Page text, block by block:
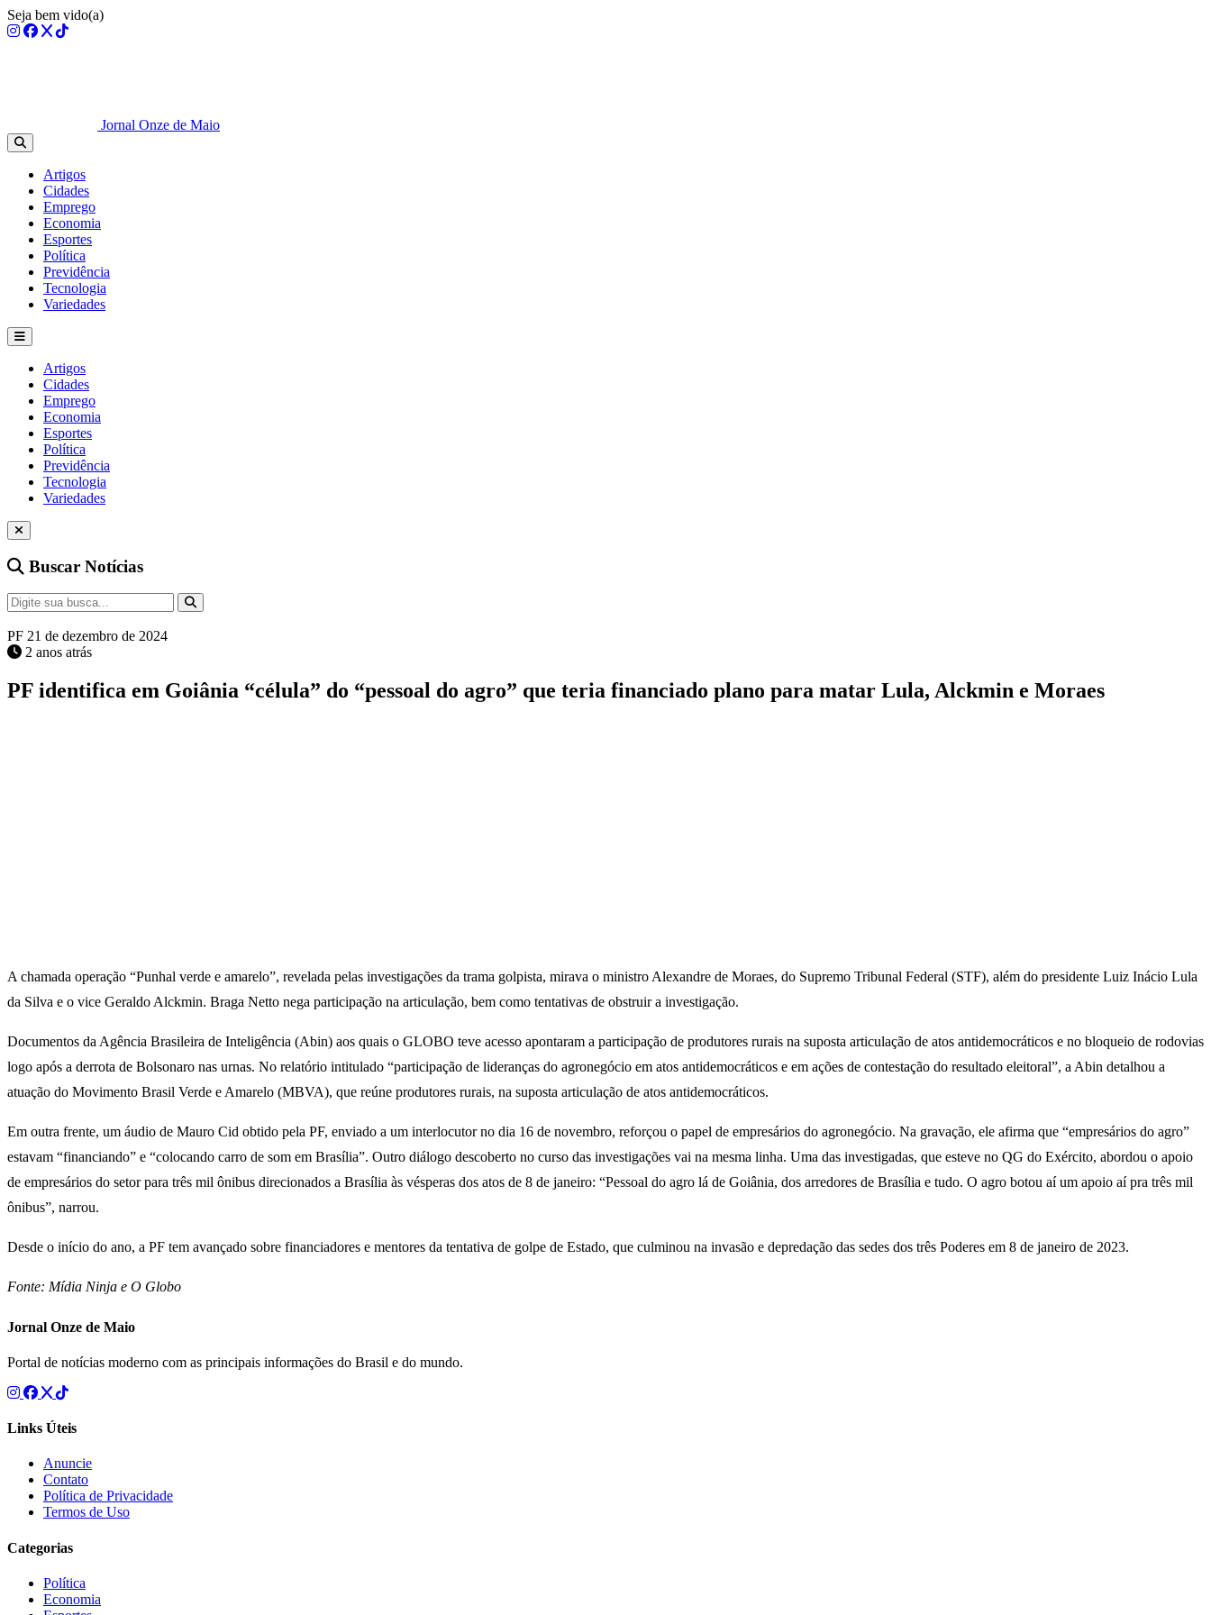
Seja bem vido(a)
Jornal Onze de Maio
Artigos
Cidades
Emprego
Economia
Esportes
Política
Previdência
Tecnologia
Variedades
Artigos
Cidades
Emprego
Economia
Esportes
Política
Previdência
Tecnologia
Variedades
Buscar Notícias
PF 21 de dezembro de 2024
2 anos atrás
PF identifica em Goiânia “célula” do “pessoal do agro” que teria financiado plano para matar Lula, Alckmin e Moraes
A chamada operação “Punhal verde e amarelo”, revelada pelas investigações da trama golpista, mirava o ministro Alexandre de Moraes, do Supremo Tribunal Federal (STF), além do presidente Luiz Inácio Lula
da Silva e o vice Geraldo Alckmin. Braga Netto nega participação na articulação, bem como tentativas de obstruir a investigação.
Documentos da Agência Brasileira de Inteligência (Abin) aos quais o GLOBO teve acesso apontaram a participação de produtores rurais na suposta articulação de atos antidemocráticos e no bloqueio de rodovias
logo após a derrota de Bolsonaro nas urnas. No relatório intitulado “participação de lideranças do agronegócio em atos antidemocráticos e em ações de contestação do resultado eleitoral”, a Abin detalhou a
atuação do Movimento Brasil Verde e Amarelo (MBVA), que reúne produtores rurais, na suposta articulação de atos antidemocráticos.
Em outra frente, um áudio de Mauro Cid obtido pela PF, enviado a um interlocutor no dia 16 de novembro, reforçou o papel de empresários do agronegócio. Na gravação, ele afirma que “empresários do agro”
estavam “financiando” e “colocando carro de som em Brasília”. Outro diálogo descoberto no curso das investigações vai na mesma linha. Uma das investigadas, que esteve no QG do Exército, abordou o apoio
de empresários do setor para três mil ônibus direcionados a Brasília às vésperas dos atos de 8 de janeiro: “Pessoal do agro lá de Goiânia, dos arredores de Brasília e tudo. O agro botou aí um apoio aí pra três mil
ônibus”, narrou.
Desde o início do ano, a PF tem avançado sobre financiadores e mentores da tentativa de golpe de Estado, que culminou na invasão e depredação das sedes dos três Poderes em 8 de janeiro de 2023.
Fonte: Mídia Ninja e O Globo
Jornal Onze de Maio
Portal de notícias moderno com as principais informações do Brasil e do mundo.
Links Úteis
Anuncie
Contato
Política de Privacidade
Termos de Uso
Categorias
Política
Economia